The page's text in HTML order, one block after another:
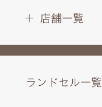
店舗一覧
ランドセル一覧